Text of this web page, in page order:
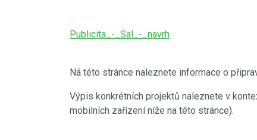
Publicita_-_Sal_-_navrh
Ná této stránce naleznete informace o
Výpis konkrétních projektů naleznete v
mobilních zařízení níže na této stránce).